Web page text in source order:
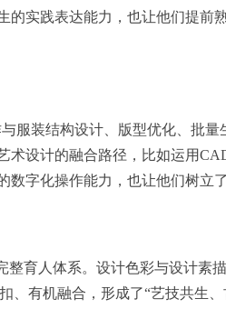
实践表达能力，也让他们提前
服装结构设计、版型优化、批
设计的融合路径，比如运用
字化操作能力，也让他们树立了
育人体系。设计色彩与设计素
有机融合，形成了“艺技共生